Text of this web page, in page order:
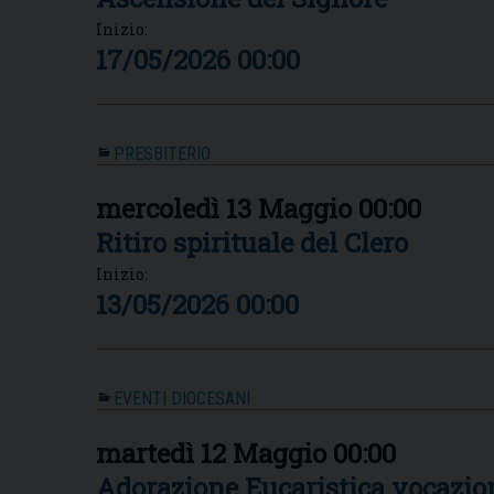
Inizio:
17/05/2026 00:00
PRESBITERIO
mercoledì 13 Maggio 00:00
Ritiro spirituale del Clero
Inizio:
13/05/2026 00:00
EVENTI DIOCESANI
martedì 12 Maggio 00:00
Adorazione Eucaristica